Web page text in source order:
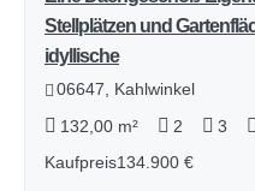
Stellplätzen und
idyllische
06647, Kahlwinkel
132,00 m²
2 3
Kaufpreis134.900 €